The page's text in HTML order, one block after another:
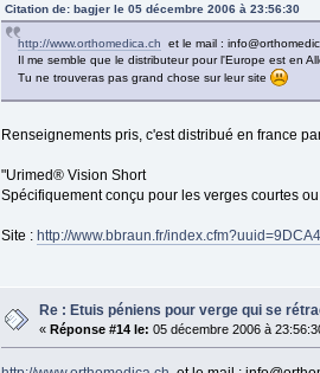
Citation de: bagjer le 05 décembre 2006 à 23:56:30
http://www.orthomedica.ch et le mail :
Il me semble que le distributeur pour l'Europe est en
Tu ne trouveras pas grand chose sur leur site
Renseignements pris, c'est distribué en france
"Urimed® Vision Short
Spécifiquement conçu pour les verges courtes
Site : http://www.bbraun.fr/
Re : Etuis péniens pour verge qui se
« Réponse #14 le: 05 décembre 2006 à